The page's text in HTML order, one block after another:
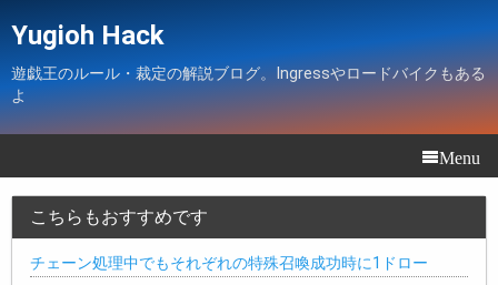
Yugioh Hack
遊戯王のルール・裁定の解説ブログ。Ingressやロードバイクもある
よ
Menu
こちらもおすすめです
チェーン処理中でもそれぞれの特殊召喚成功時に1ドロー